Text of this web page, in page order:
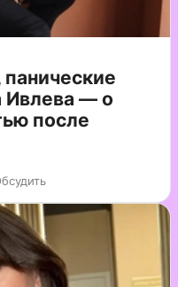
Ивлева — о
после